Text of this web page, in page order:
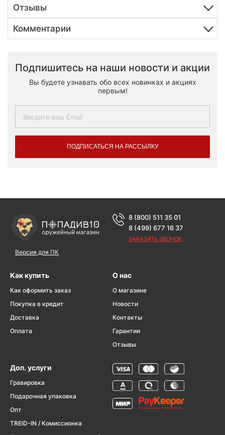
Отзывы
Комментарии
Подпишитесь на наши новости и акции
Вы будете узнавать обо всех новинках и акциях
первым!
ПОДПИСАТЬСЯ НА РАССЫЛКУ
Версия для ПК
8 (800) 511 35 01
8 (499) 677 16 37
ЗАКАЗАТЬ ЗВОНОК
Как купить
Как оформить заказ
Покупка в кредит
Доставка
Оплата
О нас
О магазине
Новости
Контакты
Гарантии
Отзывы
Доп. услуги
Гравировка
Подарочная упаковка
Опт
TREID-IN / Комиссионка